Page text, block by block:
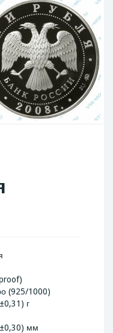
(925/1000)
г
мм